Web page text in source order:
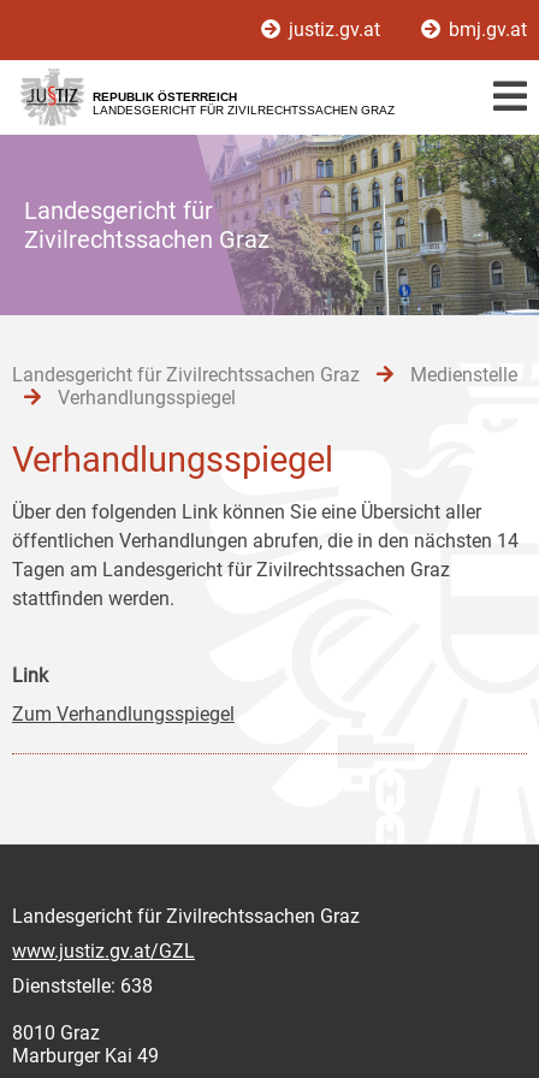
[1]
[2]
[3]
justiz.gv.at bmj.gv.at
REPUBLIK ÖSTERREICH
LANDESGERICHT FÜR ZIVILRECHTSSACHEN GRAZ
Landesgericht für
Zivilrechtssachen Graz
Landesgericht für Zivilrechtssachen Graz
Medienstelle
Verhandlungsspiegel
Verhandlungsspiegel
Über den folgenden Link können Sie eine Übersicht aller
öffentlichen Verhandlungen abrufen, die in den nächsten 14
Tagen am Landesgericht für Zivilrechtssachen Graz
stattfinden werden.
Link
Zum Verhandlungsspiegel
Landesgericht für Zivilrechtssachen Graz
www.justiz.gv.at/GZL
Dienststelle: 638
8010 Graz
Marburger Kai 49